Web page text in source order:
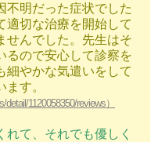
不明だった症状でした
適切な治療を開始して
せんでした。先生はそ
るので安心して診察を
細やかな気遣いをして
す。
1120058350/reviews）
れて、それでも優しく